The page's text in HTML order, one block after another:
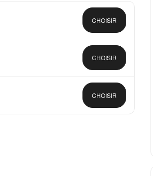
CHOISIR
CHOISIR
CHOISIR